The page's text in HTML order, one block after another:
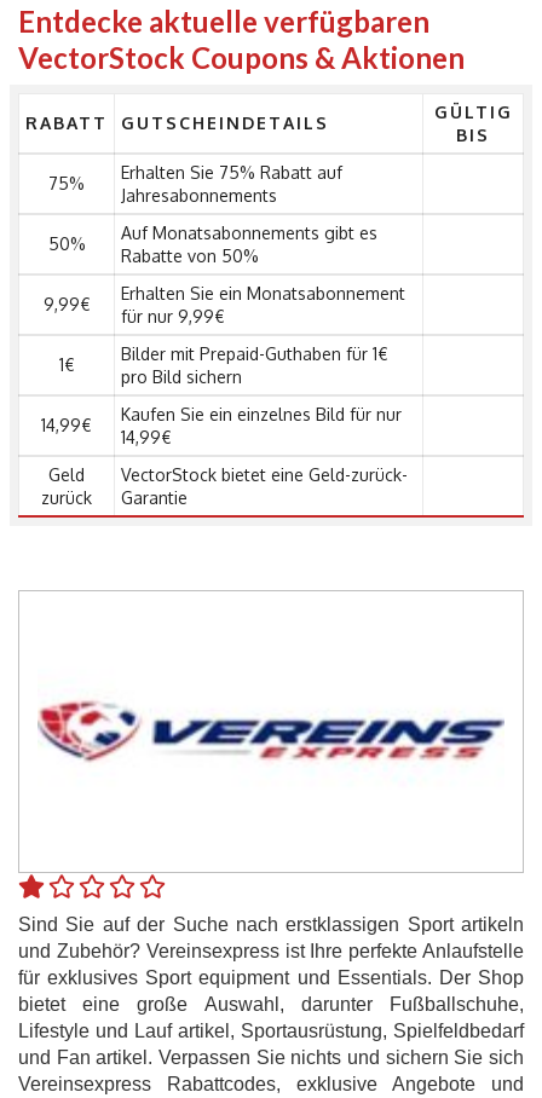
Entdecke aktuelle verfügbaren
VectorStock Coupons & Aktionen
RABATT GUTSCHEINDETAILS
GÜLTIG
BIS
75%
Erhalten Sie 75% Rabatt auf
Jahresabonnements
50%
Auf Monatsabonnements gibt es
Rabatte von 50%
9,99€
Erhalten Sie ein Monatsabonnement
für nur 9,99€
1€
Bilder mit Prepaid-Guthaben für 1€
pro Bild sichern
14,99€
Kaufen Sie ein einzelnes Bild für nur
14,99€
Geld
zurück
VectorStock bietet eine Geld-zurück-
Garantie
Sind Sie auf der Suche nach erstklassigen Sport artikeln
und Zubehör? Vereinsexpress ist Ihre perfekte Anlaufstelle
für exklusives Sport equipment und Essentials. Der Shop
bietet eine große Auswahl, darunter Fußballschuhe,
Lifestyle und Lauf artikel, Sportausrüstung, Spielfeldbedarf
und Fan artikel. Verpassen Sie nichts und sichern Sie sich
Vereinsexpress Rabattcodes, exklusive Angebote und